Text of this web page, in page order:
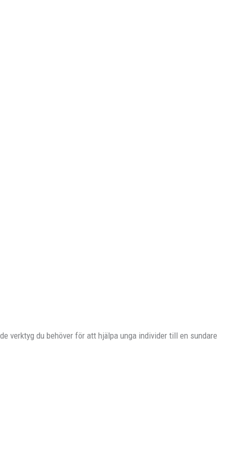
verktyg du behöver för att hjälpa unga individer till en sundare